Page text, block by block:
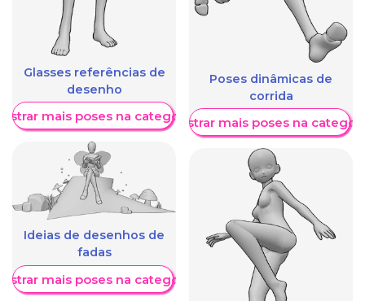
Glasses referências de
desenho
mais poses na categoria
Ideias de desenhos de
fadas
mais poses na categoria
Poses dinâmicas de
corrida
Mostrar mais poses na